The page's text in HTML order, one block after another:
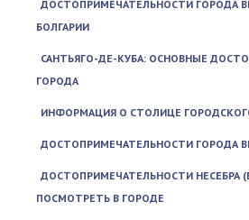
ДОСТОПРИМЕЧАТЕЛЬНОСТИ ГОРОДА
БОЛГАРИИ
САНТЬЯГО-ДЕ-КУБА: ОСНОВНЫЕ
ГОРОДА
ИНФОРМАЦИЯ О СТОЛИЦЕ
ДОСТОПРИМЕЧАТЕЛЬНОСТИ ГОРОДА
ДОСТОПРИМЕЧАТЕЛЬНОСТИ НЕСЕБРА
ПОСМОТРЕТЬ В ГОРОДЕ